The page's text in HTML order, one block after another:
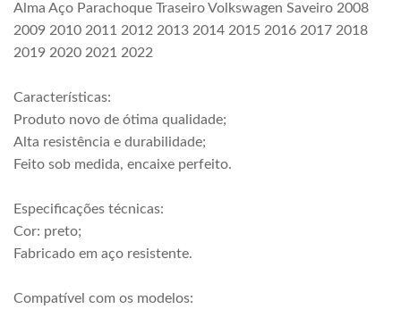
Alma Aço Parachoque Traseiro Volkswagen Saveiro 2008
2009 2010 2011 2012 2013 2014 2015 2016 2017 2018
2019 2020 2021 2022
Características:
Produto novo de ótima qualidade;
Alta resistência e durabilidade;
Feito sob medida, encaixe perfeito.
Especificações técnicas:
Cor: preto;
Fabricado em aço resistente.
Compatível com os modelos: